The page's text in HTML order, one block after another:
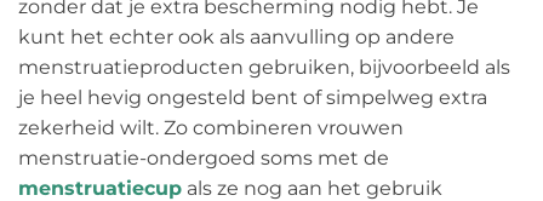
zonder dat je extra bescherming nodig hebt. Je
kunt het echter ook als aanvulling op andere
menstruatieproducten gebruiken, bijvoorbeeld als
je heel hevig ongesteld bent of simpelweg extra
zekerheid wilt. Zo combineren vrouwen
menstruatie-ondergoed soms met de
menstruatiecup als ze nog aan het gebruik